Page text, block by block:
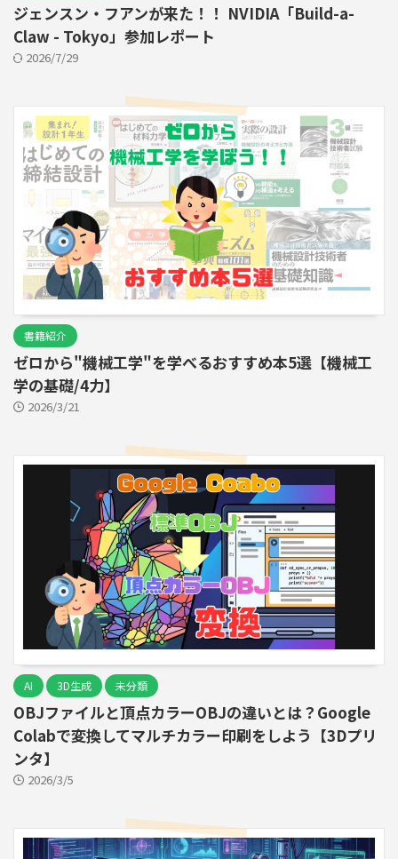
ジェンスン・フアンが来た！！ NVIDIA「Build-a-
Claw - Tokyo」参加レポート
2026/7/29
書籍紹介
ゼロから"機械工学"を学べるおすすめ本5選【機械工
学の基礎/4力】
2026/3/21
AI 3D生成 未分類
OBJファイルと頂点カラーOBJの違いとは？Google
Colabで変換してマルチカラー印刷をしよう【3Dプリ
ンタ】
2026/3/5